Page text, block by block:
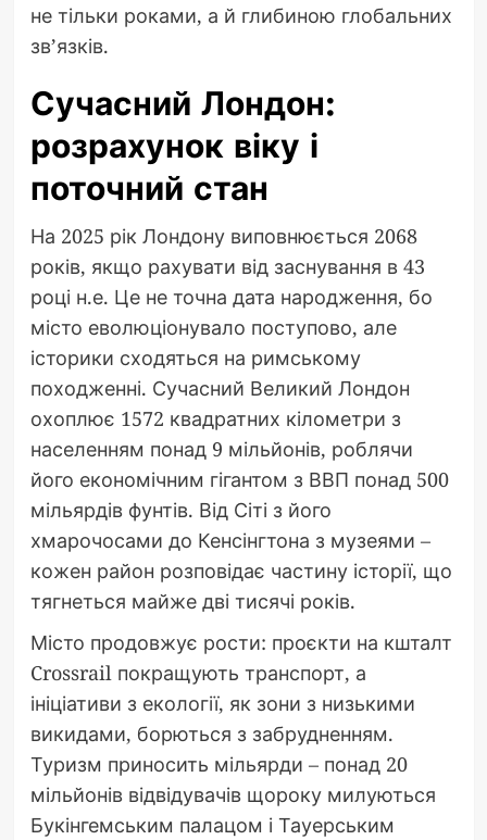
не тільки роками, а й глибиною глобальних
зв’язків.
Сучасний Лондон:
розрахунок віку і
поточний стан
На 2025 рік Лондону виповнюється 2068
років, якщо рахувати від заснування в 43
році н.е. Це не точна дата народження, бо
місто еволюціонувало поступово, але
історики сходяться на римському
походженні. Сучасний Великий Лондон
охоплює 1572 квадратних кілометри з
населенням понад 9 мільйонів, роблячи
його економічним гігантом з ВВП понад 500
мільярдів фунтів. Від Сіті з його
хмарочосами до Кенсінгтона з музеями –
кожен район розповідає частину історії, що
тягнеться майже дві тисячі років.
Місто продовжує рости: проєкти на кшталт
Crossrail покращують транспорт, а
ініціативи з екології, як зони з низькими
викидами, борються з забрудненням.
Туризм приносить мільярди – понад 20
мільйонів відвідувачів щороку милуються
Букінгемським палацом і Тауерським